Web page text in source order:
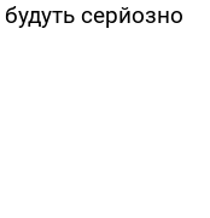
будуть серйозно